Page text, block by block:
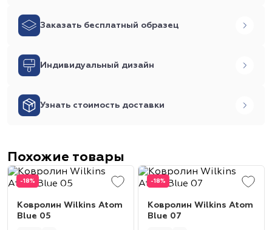
Заказать бесплатный образец
Индивидуальный дизайн
Узнать стоимость доставки
Похожие товары
-18%
Ковролин Wilkins Atom
Blue 05
-18%
Ковролин Wilkins Atom
Blue 07